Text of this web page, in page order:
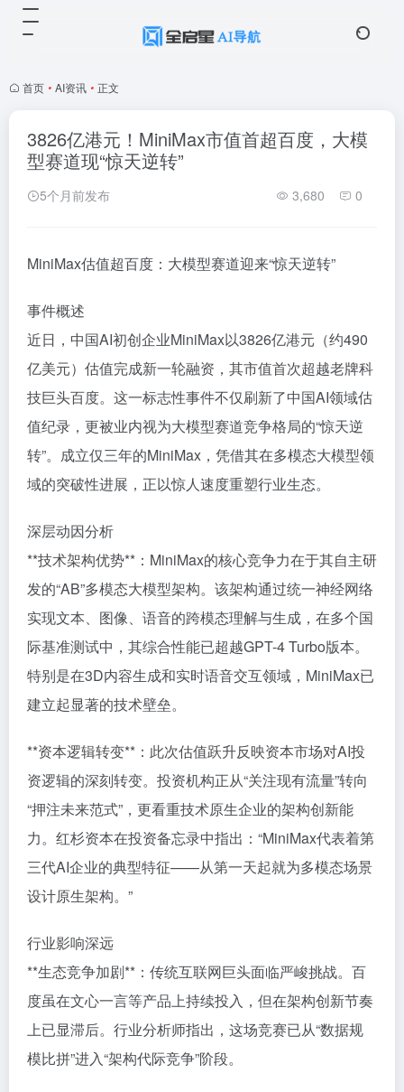
首页 • AI资讯 • 正文
3826亿港元！MiniMax市值首超百度，大模
型赛道现“惊天逆转”
5个月前发布 3,680 0
MiniMax估值超百度：大模型赛道迎来“惊天逆转”
事件概述
近日，中国AI初创企业MiniMax以3826亿港元（约490
亿美元）估值完成新一轮融资，其市值首次超越老牌科
技巨头百度。这一标志性事件不仅刷新了中国AI领域估
值纪录，更被业内视为大模型赛道竞争格局的“惊天逆
转”。成立仅三年的MiniMax，凭借其在多模态大模型领
域的突破性进展，正以惊人速度重塑行业生态。
深层动因分析
**技术架构优势**：MiniMax的核心竞争力在于其自主研
发的“AB”多模态大模型架构。该架构通过统一神经网络
实现文本、图像、语音的跨模态理解与生成，在多个国
际基准测试中，其综合性能已超越GPT-4 Turbo版本。
特别是在3D内容生成和实时语音交互领域，MiniMax已
建立起显著的技术壁垒。
**资本逻辑转变**：此次估值跃升反映资本市场对AI投
资逻辑的深刻转变。投资机构正从“关注现有流量”转向
“押注未来范式”，更看重技术原生企业的架构创新能
力。红杉资本在投资备忘录中指出：“MiniMax代表着第
三代AI企业的典型特征——从第一天起就为多模态场景
设计原生架构。”
行业影响深远
**生态竞争加剧**：传统互联网巨头面临严峻挑战。百
度虽在文心一言等产品上持续投入，但在架构创新节奏
上已显滞后。行业分析师指出，这场竞赛已从“数据规
模比拼”进入“架构代际竞争”阶段。